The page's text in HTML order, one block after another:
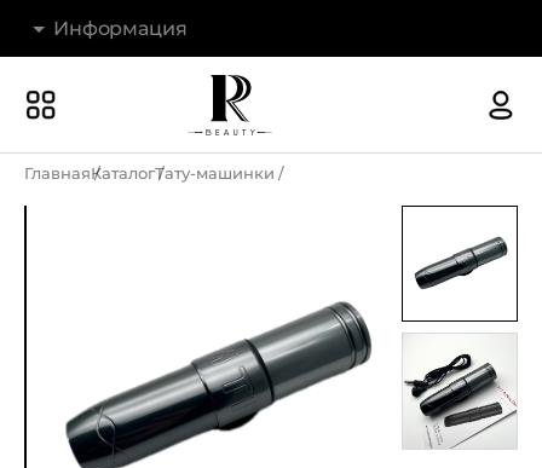
Информация
Наши магазины
Гарантия и возврат
ГлавнаяКаталогТату-машинки